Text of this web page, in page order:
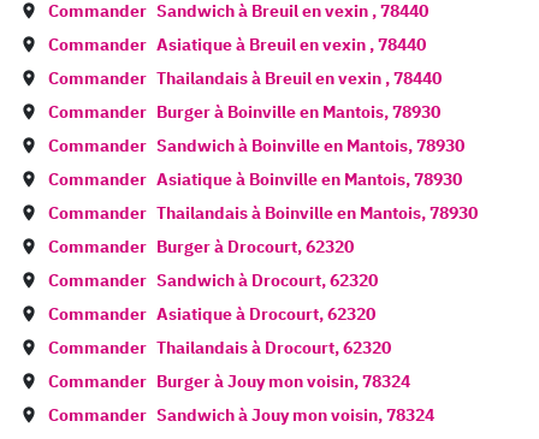
Commander Sandwich à Breuil en vexin ,78440
Commander Asiatique à Breuil en vexin ,78440
Commander Thailandais à Breuil en vexin ,78440
Commander Burger à Boinville en Mantois,78930
Commander Sandwich à Boinville en Mantois,78930
Commander Asiatique à Boinville en Mantois,78930
Commander Thailandais à Boinville en Mantois,78930
Commander Burger à Drocourt,62320
Commander Sandwich à Drocourt,62320
Commander Asiatique à Drocourt,62320
Commander Thailandais à Drocourt,62320
Commander Burger àJouy mon voisin,78324
Commander Sandwich àJouy mon voisin,78324